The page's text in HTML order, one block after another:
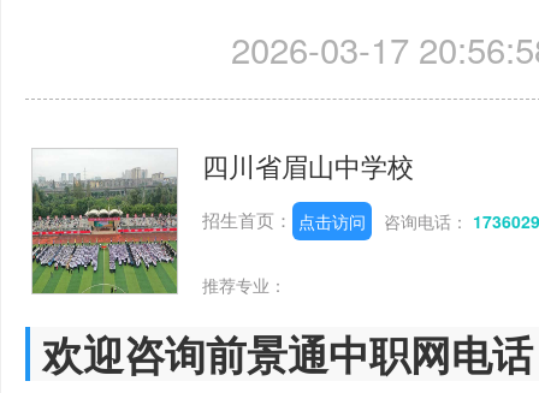
2026-03-17
四川省眉山中学校
招生首页： 点击访问 咨询电话：
推荐专业：
欢迎咨询前景通中职网电